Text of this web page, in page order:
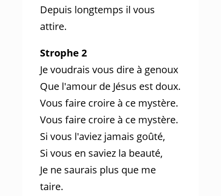
Depuis longtemps il vous
attire.
Strophe 2
Je voudrais vous dire à genoux
Que l'amour de Jésus est doux.
Vous faire croire à ce mystère.
Vous faire croire à ce mystère.
Si vous l'aviez jamais goûté,
Si vous en saviez la beauté,
Je ne saurais plus que me
taire.